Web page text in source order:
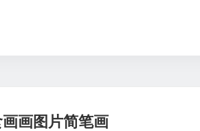
画图片简笔画